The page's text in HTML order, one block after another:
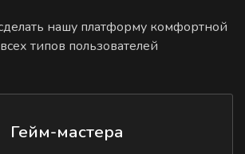
нашу платформу комфортной
типов пользователей
Гейм-мастера